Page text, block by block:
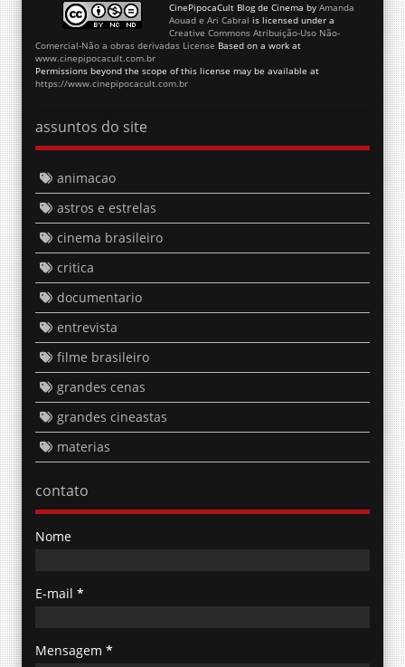
CinePipocaCult Blog de Cinema by Amanda
Aouad e Ari Cabral is licensed under a
Creative Commons Atribuição-Uso Não-
Comercial-Não a obras derivadas License Based on a work at
www.cinepipocacult.com.br
Permissions beyond the scope of this license may be available at
https://www.cinepipocacult.com.br
assuntos do site
animacao
astros e estrelas
cinema brasileiro
critica
documentario
entrevista
filme brasileiro
grandes cenas
grandes cineastas
materias
contato
Nome
E-mail *
Mensagem *